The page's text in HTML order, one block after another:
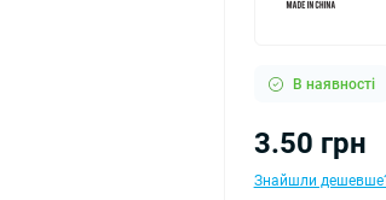
В наявності
3.50 грн
Знайшли